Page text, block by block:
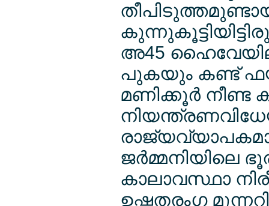
അ45
പുകയും കണ്ട്
മണിക്കൂര്‍ നീണ്ട
ജര്‍മ്മനിയിലെ
കാലാവസ്ഥാ
ഉഷ്ണതരംഗ